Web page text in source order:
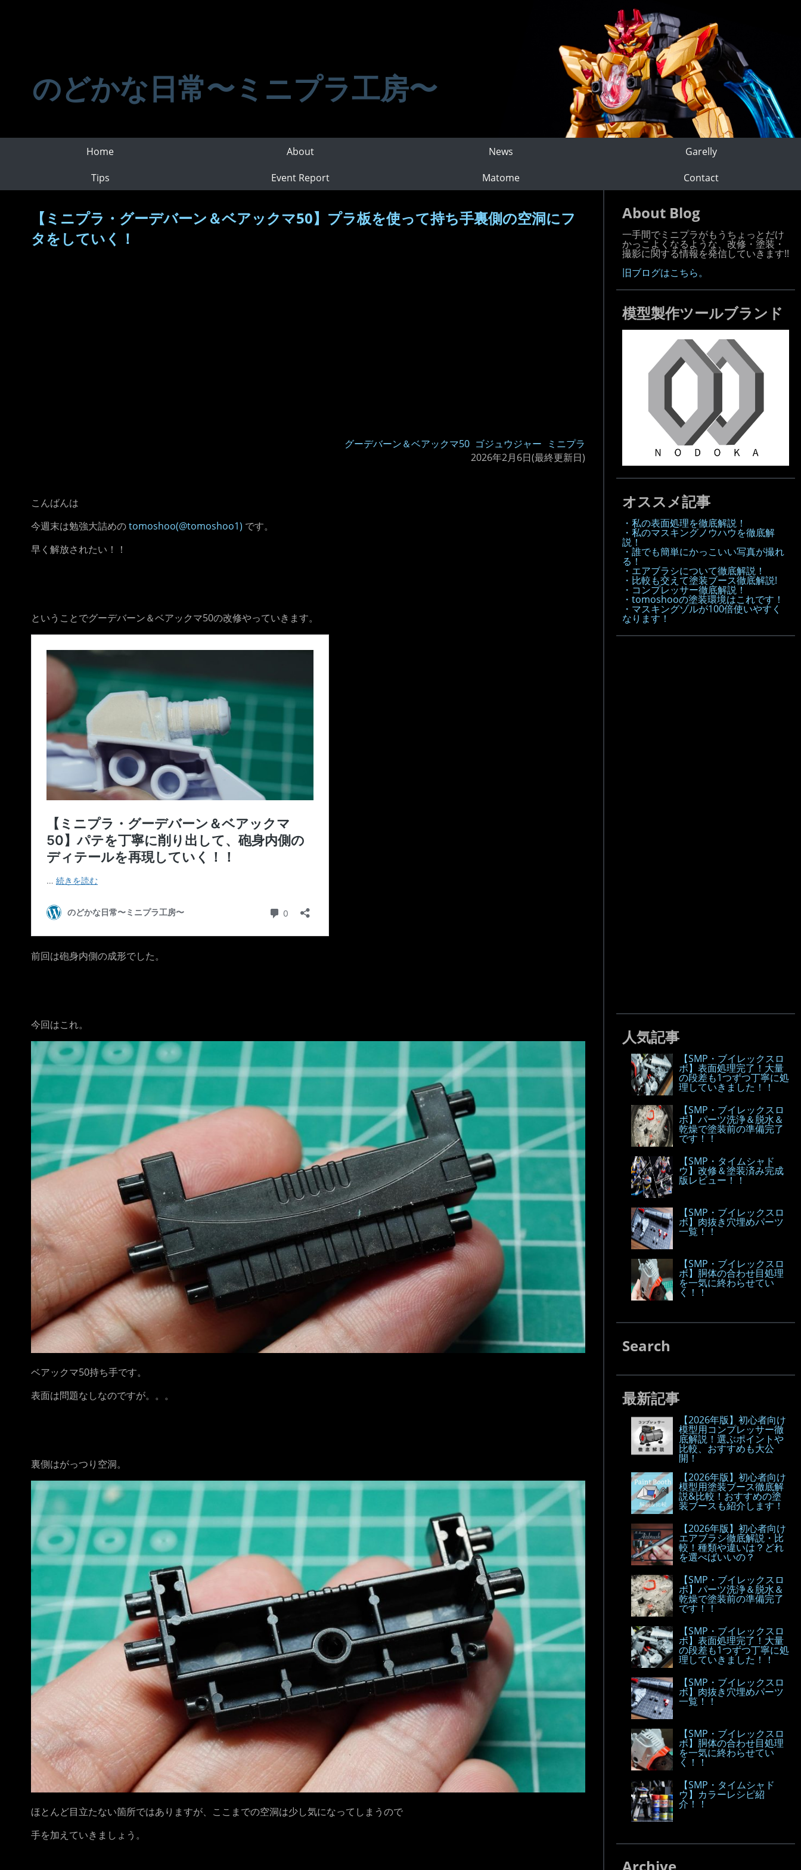
のどかな日常〜ミニプラ工房〜
Home About News
Garelly
Tips
Event Report Matome Contact
【ミニプラ・グーデバーン＆ベアックマ50】プラ板を使って持ち手裏側の空洞にフ
タをしていく！
グーデバーン＆ベアックマ50 ゴジュウジャー
ミニプラ
2026年2月6日(最終更新日)
こんばんは
今週末は勉強大詰めのtomoshoo(@tomoshoo1) です。
早く解放されたい！！
ということでグーデバーン＆ベアックマ50の改修やっていきます。
前回は砲身内側の成形でした。
今回はこれ。
ベアックマ50持ち手です。
表面は問題なしなのですが。。。
裏側はがっつり空洞。
ほとんど目立たない箇所ではありますが、ここまでの空洞は少し気になってしまうので
手を加えていきましょう。
About Blog
一手間でミニプラがもうちょっとだけ
かっこよくなるような、改修・塗装・
撮影に関する情報を発信していきます!!
旧ブログはこちら。
模型製作ツールブランド
オススメ記事
・私の表面処理を徹底解説！
・私のマスキングノウハウを徹底解
説！
・誰でも簡単にかっこいい写真が撮れ
る！
・エアブラシについて徹底解説！
・比較も交えて塗装ブース徹底解説!
・コンプレッサー徹底解説！
・tomoshooの塗装環境はこれです！
・マスキングゾルが100倍使いやすく
なります！
人気記事
【SMP・ブイレックスロ
ボ】表面処理完了！大量
の段差も1つずつ丁寧に処
理していきました！！
【SMP・ブイレックスロ
ボ】パーツ洗浄＆脱水＆
乾燥で塗装前の準備完了
です！！
【SMP・タイムシャド
ウ】改修＆塗装済み完成
版レビュー！！
【SMP・ブイレックスロ
ボ】肉抜き穴埋めパーツ
一覧！！
【SMP・ブイレックスロ
ボ】胴体の合わせ目処理
を一気に終わらせてい
く！！
Search
最新記事
【2026年版】初心者向け
模型用コンプレッサー徹
底解説！選ぶポイントや
比較、おすすめも大公
開！
【2026年版】初心者向け
模型用塗装ブース徹底解
説&比較！おすすめの塗
装ブースも紹介します！
【2026年版】初心者向け
エアブラシ徹底解説・比
較！種類や違いは？どれ
を選べばいいの？
【SMP・ブイレックスロ
ボ】パーツ洗浄＆脱水＆
乾燥で塗装前の準備完了
です！！
【SMP・ブイレックスロ
ボ】表面処理完了！大量
の段差も1つずつ丁寧に処
理していきました！！
【SMP・ブイレックスロ
ボ】肉抜き穴埋めパーツ
一覧！！
【SMP・ブイレックスロ
ボ】胴体の合わせ目処理
を一気に終わらせてい
く！！
【SMP・タイムシャド
ウ】カラーレシピ紹
介！！